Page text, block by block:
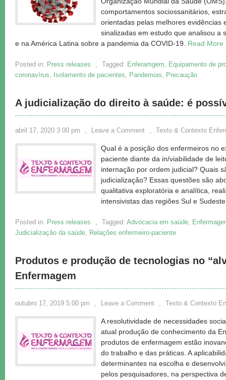
comportamentos sociossanitários,
orientadas pelas melhores evidências
sinalizadas em estudo que analisou a
e na América Latina sobre a pandemia da COVID-19. Read
Posted in: Press releases , Tagged: Enferamgem, Equipamento de
coronavírus, Isolamento de pacientes, Pandemias, Precaução
A judicialização do direito à saúde: é
abril 17, 2020 3:00 pm , Leave a Comment , Texto & Contexto
Qual é a posição dos enfermeiros no
paciente diante da in/viabilidade de
internação por ordem judicial? Quais
judicialização? Essas questões são
qualitativa exploratória e analítica,
intensivistas das regiões Sul e
Posted in: Press releases , Tagged: Advocacia em saúde,
Judicialização da saúde, Relações enfermeiro-paciente
Produtos e produção de tecnologias no
Enfermagem
outubro 17, 2019 5:00 pm , Leave a Comment , Texto & Contexto
A resolutividade de necessidades
atual produção de conhecimento da
produtos de enfermagem estão
do trabalho e das práticas. A
determinantes na escolha e
pelos pesquisadores, na perspectiva